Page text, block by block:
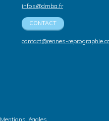
infos@dmba.fr
CONTACT
contact@rennes-
Mentions légales